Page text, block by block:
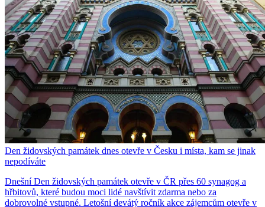
Den židovských památek dnes otevře v Česku i místa, kam se jinak
nepodíváte
Dnešní Den židovských památek otevře v ČR přes 60 synagog a
hřbitovů, které budou moci lidé navštívit zdarma nebo za
dobrovolné vstupné. Letošní devátý ročník akce zájemcům otevře v